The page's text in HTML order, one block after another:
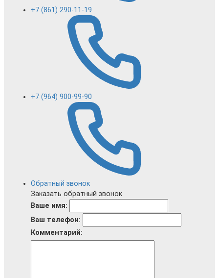
+7 (861) 290-11-19
+7 (964) 900-99-90
Обратный звонок
Заказать обратный звонок
Ваше имя:
Ваш телефон:
Комментарий: